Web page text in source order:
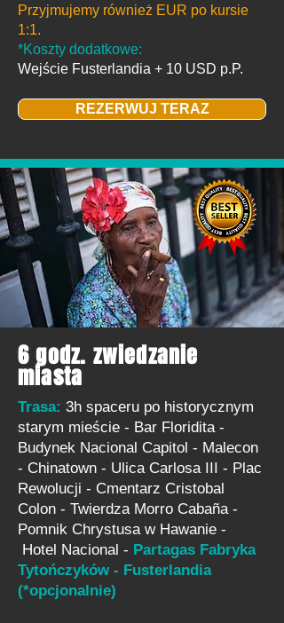
Przyjmujemy również EUR po kursie
1:1.
*Koszty dodatkowe:
Wejście Fusterlandia + 10 USD p.P.
REZERWUJ TERAZ
6 godz. zwiedzanie
miasta
Trasa: 3h spaceru po historycznym
starym mieście - Bar Floridita -
Budynek Nacional Capitol - Malecon
- Chinatown - Ulica Carlosa III - Plac
Rewolucji - Cmentarz Cristobal
Colon - Twierdza Morro Cabaña -
Pomnik Chrystusa w Hawanie -
Hotel Nacional - Partagas Fabryka
Tytończyków - Fusterlandia
(*opcjonalnie)